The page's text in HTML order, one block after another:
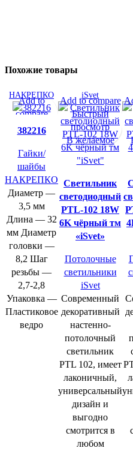
Похожие товары
НАКРЕПКО
Add to
compare
Быстрый
В желаемое
382216
Гайки/
шайбы
НАКРЕПКО
Диаметр —
3,5 мм
Длина — 32
мм Диаметр
головки —
8,2 Шаг
резьбы —
2,7-2,8
Упаковка —
Пластиковое
ведро
iSvet
Add to compare
Быстрый
просмотр
В желаемое
Cветильник
светодиодный
PTL-102 18W
6K чёрный тм
«iSvet»
Потолочные
светильники
iSvet
Современный
декоративный
настенно-
потолочный
светильник
PTL 102, имеет
лаконичный,
универсальный
дизайн и
выгодно
смотрится в
любом